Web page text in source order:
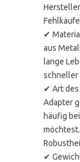
✔
aus
lange
schneller
✔ Art des
Adapter
häufig
✔